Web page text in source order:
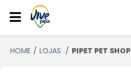
HOME LOJAS PIPET PET SHOP